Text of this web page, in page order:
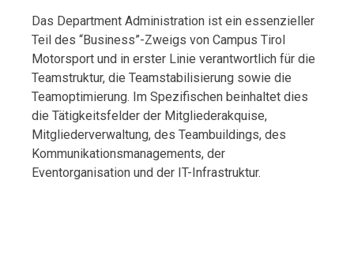
Das Department Administration ist ein essenzieller
Teil des “Business”-Zweigs von Campus Tirol
Motorsport und in erster Linie verantwortlich für die
Teamstruktur, die Teamstabilisierung sowie die
Teamoptimierung. Im Spezifischen beinhaltet dies
die Tätigkeitsfelder der Mitgliederakquise,
Mitgliederverwaltung, des Teambuildings, des
Kommunikationsmanagements, der
Eventorganisation und der IT-Infrastruktur.